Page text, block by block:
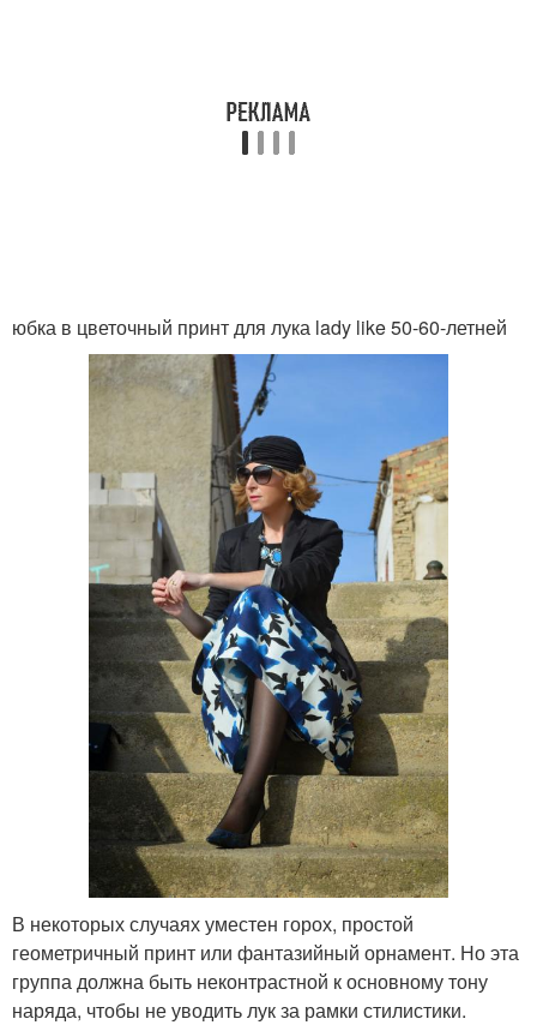
юбка в цветочный принт для лука lady like 50-60-летней
В некоторых случаях уместен горох, простой
геометричный принт или фантазийный орнамент. Но эта
группа должна быть неконтрастной к основному тону
наряда, чтобы не уводить лук за рамки стилистики.